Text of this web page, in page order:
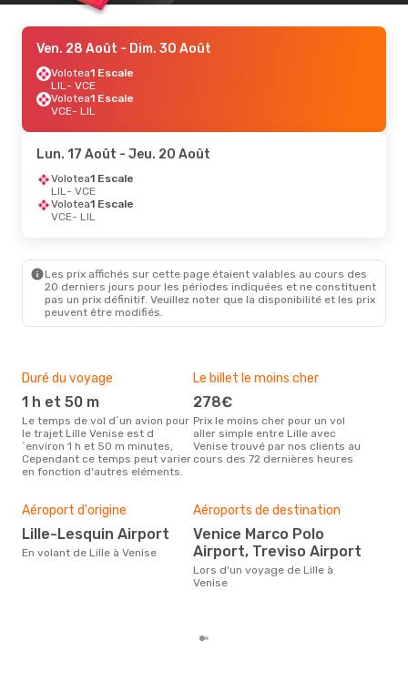
Ven. 28 Août - Dim. 30 Août
Volotea1 Escale
LIL- VCE
Volotea1 Escale
VCE- LIL
Lun. 17 Août - Jeu. 20 Août
Volotea1 Escale
LIL- VCE
Volotea1 Escale
VCE- LIL
Les prix affichés sur cette page étaient valables au cours des
20 derniers jours pour les périodes indiquées et ne constituent
pas un prix définitif. Veuillez noter que la disponibilité et les prix
peuvent être modifiés.
Duré du voyage
1 h et 50 m
Le temps de vol d´un avion pour
le trajet Lille Venise est d
´environ 1 h et 50 m minutes,
Cependant ce temps peut varier
en fonction d'autres eléments.
Le billet le moins cher
278€
Prix le moins cher pour un vol
aller simple entre Lille avec
Venise trouvé par nos clients au
cours des 72 dernières heures
Aéroport d'origine
Lille-Lesquin Airport
En volant de Lille à Venise
Aéroports de destination
Venice Marco Polo
Airport, Treviso Airport
Lors d'un voyage de Lille à
Venise